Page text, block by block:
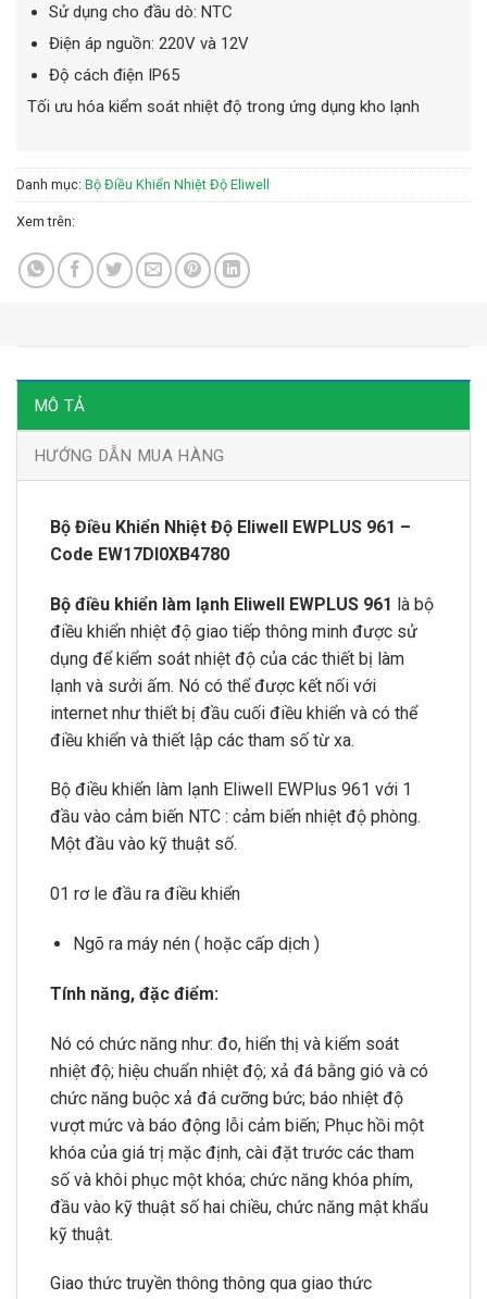
Sử dụng cho đầu dò: NTC
Điện áp nguồn: 220V và 12V
Độ cách điện IP65
Tối ưu hóa kiểm soát nhiệt độ trong ứng dụng kho lạnh
Danh mục: Bộ Điều Khiển Nhiệt Độ Eliwell
Xem trên:
MÔ TẢ
HƯỚNG DẪN MUA HÀNG
Bộ Điều Khiển Nhiệt Độ Eliwell EWPLUS 961 –
Code EW17DI0XB4780
Bộ điều khiển làm lạnh Eliwell EWPLUS 961 là bộ
điều khiển nhiệt độ giao tiếp thông minh được sử
dụng để kiểm soát nhiệt độ của các thiết bị làm
lạnh và sưởi ấm. Nó có thể được kết nối với
internet như thiết bị đầu cuối điều khiển và có thể
điều khiển và thiết lập các tham số từ xa.
Bộ điều khiển làm lạnh Eliwell EWPlus 961 với 1
đầu vào cảm biến NTC : cảm biến nhiệt độ phòng.
Một đầu vào kỹ thuật số.
01 rơ le đầu ra điều khiển
Ngõ ra máy nén ( hoặc cấp dịch )
Tính năng, đặc điểm:
Nó có chức năng như: đo, hiển thị và kiểm soát
nhiệt độ; hiệu chuẩn nhiệt độ; xả đá bằng gió và có
chức năng buộc xả đá cưỡng bức; báo nhiệt độ
vượt mức và báo động lỗi cảm biến; Phục hồi một
khóa của giá trị mặc định, cài đặt trước các tham
số và khôi phục một khóa; chức năng khóa phím,
đầu vào kỹ thuật số hai chiều, chức năng mật khẩu
kỹ thuật.
Giao thức truyền thông thông qua giao thức